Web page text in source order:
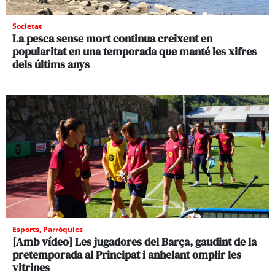
Societat
La pesca sense mort continua creixent en
popularitat en una temporada que manté les xifres
dels últims anys
Esports, Parròquies
[Amb vídeo] Les jugadores del Barça, gaudint de la
pretemporada al Principat i anhelant omplir les
vitrines